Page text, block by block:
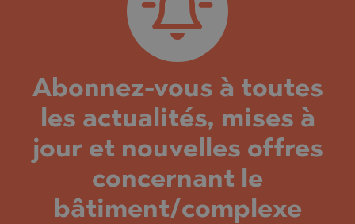
Abonnez-vous à toutes
les actualités, mises à
jour et nouvelles offres
concernant le
bâtiment/complexe